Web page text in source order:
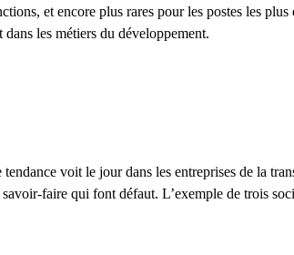
et encore plus rares pour les postes les plus
dans les métiers du développement.
voit le jour dans les entreprises de la
faire qui font défaut. L’exemple de trois